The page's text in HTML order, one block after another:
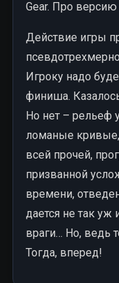
Gear. Про версию
Действие игры
Игроку надо
финиша.
Но нет – рельеф
ломаные
всей прочей,
призванной
времени,
дается не так уж
враги… Но, ведь
Тогда, вперед!